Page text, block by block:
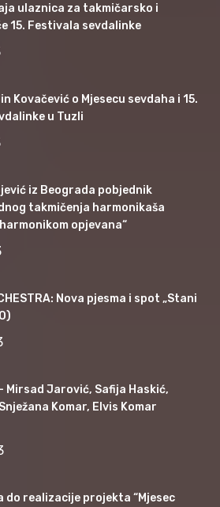
ulaznica za takmičarsko i
15. Festivala sevdalinke
Kovačević o Mjesecu sevdaha i 15.
u Tuzli
iz Beograda pobjednik
takmičenja harmonikaša
opjevana“
Nova pjesma i spot „Stani
Mirsad Jarović, Safija Haskić,
Komar, Elvis Komar
do realizacije projekta “Mjesec